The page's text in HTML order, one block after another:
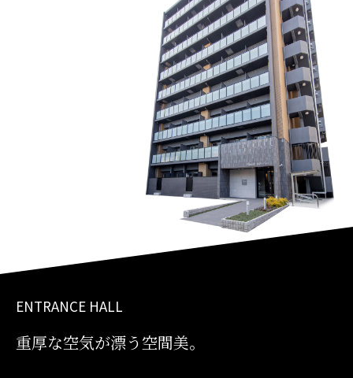
ENTRANCE HALL
重厚な空気が漂う空間美。